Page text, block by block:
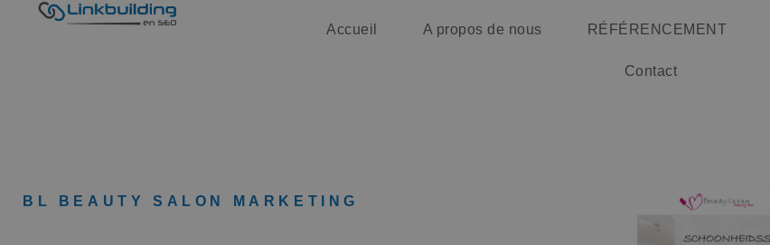
Accueil A propos de nous RÉFÉRENCEMENT
Contact
BL BEAUTY SALON MARKETING